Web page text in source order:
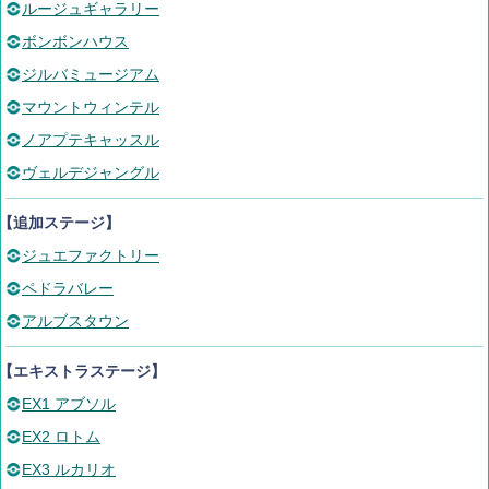
ルージュギャラリー
ボンボンハウス
ジルバミュージアム
マウントウィンテル
ノアプテキャッスル
ヴェルデジャングル
追加ステージ】
ジュエファクトリー
ペドラバレー
アルブスタウン
エキストラステージ】
EX1 アブソル
EX2 ロトム
EX3 ルカリオ